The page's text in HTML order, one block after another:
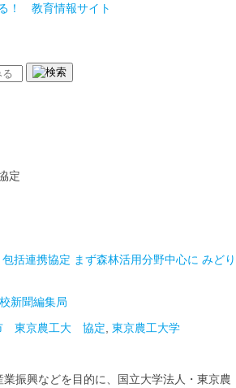
！ 教育情報サイト
定
括連携協定 まず森林活用分野中心に みどり
新聞編集局
東京農工大 協定 東京農工大学
振興などを目的に、国立大学法人・東京農